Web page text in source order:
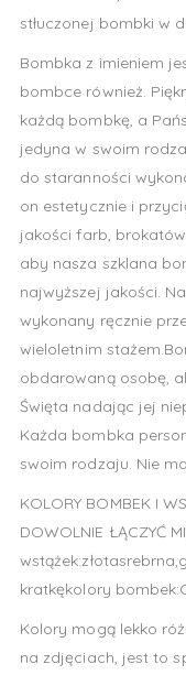
stłuczonej bombki w
Bombka z imieniem
bombce również.
każdą bombkę, a
jedyna w swoim
do staranności
on estetycznie i
jakości farb,
aby nasza szklana
najwyższej jakości.
wykonany ręcznie
wieloletnim
obdarowaną osobę,
Święta nadając jej
Każda bombka
swoim rodzaju. Nie
KOLORY BOMBEK I
DOWOLNIE ŁĄCZYĆ
kratkękolory
Kolory mogą lekko
na zdjęciach, jest to